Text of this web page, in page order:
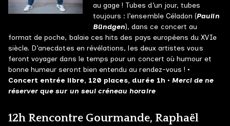
au gage ! Tubes d’un jour, tubes
toujours : l’ensemble Céladon (Paulin
Bündgen), dans ce concert au
format de poche, balaie ces hits des pays européens du XVIe
siècle. D’anecdotes en révélations, les deux artistes vous
feront voyager dans le temps pour un concert où humour et
bonne humeur seront bien entendu au rendez-vous ! •
Concert entrée libre, 120 places, durée 1h • Merci de ne
réserver que sur un seul créneau horaire
12h Rencontre Gourmande, Raphaël